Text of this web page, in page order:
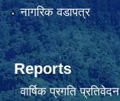
नागरिक वडापत्र
Reports
वार्षिक प्रगति प्रतिवेदन